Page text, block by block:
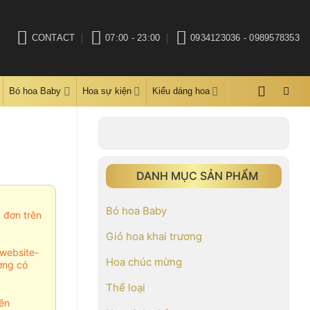
CONTACT 07:00 - 23:00 0934123036 - 0989578353
Bó hoa Baby Hoa sự kiện Kiểu dáng hoa
DANH MỤC SẢN PHẨM
Bó hoa Baby
Giỏ hoa khai trương
Hoa chúc mừng
Thể loại
đơn trên
có